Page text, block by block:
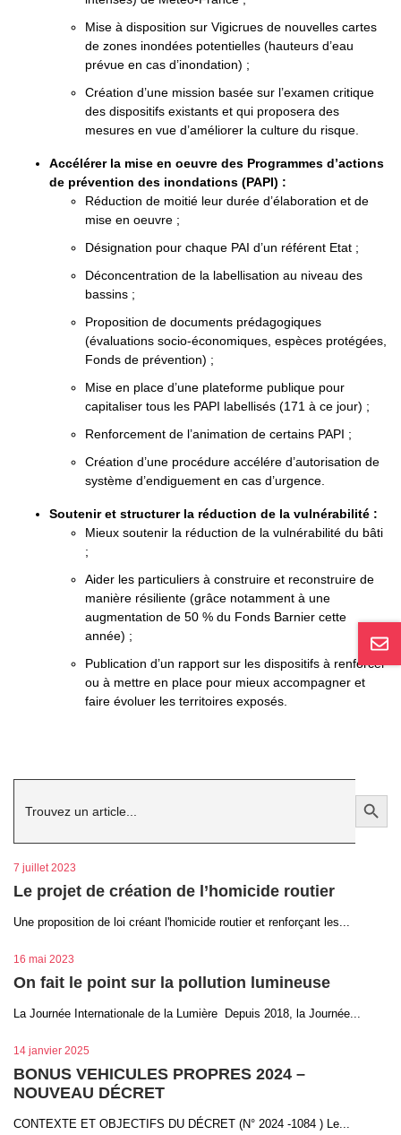
Mise à disposition sur Vigicrues de nouvelles cartes
de zones inondées potentielles (hauteurs d’eau
prévue en cas d’inondation) ;
Création d’une mission basée sur l’examen critique
des dispositifs existants et qui proposera des
mesures en vue d’améliorer la culture du risque.
Accélérer la mise en oeuvre des Programmes d’actions
de prévention des inondations (PAPI) :
Réduction de moitié leur durée d’élaboration et de
mise en oeuvre ;
Désignation pour chaque PAI d’un référent Etat ;
Déconcentration de la labellisation au niveau des
bassins ;
Proposition de documents prédagogiques
(évaluations socio-économiques, espèces protégées,
Fonds de prévention) ;
Mise en place d’une plateforme publique pour
capitaliser tous les PAPI labellisés (171 à ce jour) ;
Renforcement de l’animation de certains PAPI ;
Création d’une procédure accélére d’autorisation de
système d’endiguement en cas d’urgence.
Soutenir et structurer la réduction de la vulnérabilité :
Mieux soutenir la réduction de la vulnérabilité du bâti
;
Aider les particuliers à construire et reconstruire de
manière résiliente (grâce notamment à une
augmentation de 50 % du Fonds Barnier cette
année) ;
Publication d’un rapport sur les dispositifs à renforcer
ou à mettre en place pour mieux accompagner et
faire évoluer les territoires exposés.
Search
Search Button
7 juillet 2023
Le projet de création de l’homicide routier
Une proposition de loi créant l'homicide routier et renforçant les...
16 mai 2023
On fait le point sur la pollution lumineuse
La Journée Internationale de la Lumière Depuis 2018, la Journée...
14 janvier 2025
BONUS VEHICULES PROPRES 2024 –
NOUVEAU DÉCRET
CONTEXTE ET OBJECTIFS DU DÉCRET (N° 2024 -1084 ) Le...